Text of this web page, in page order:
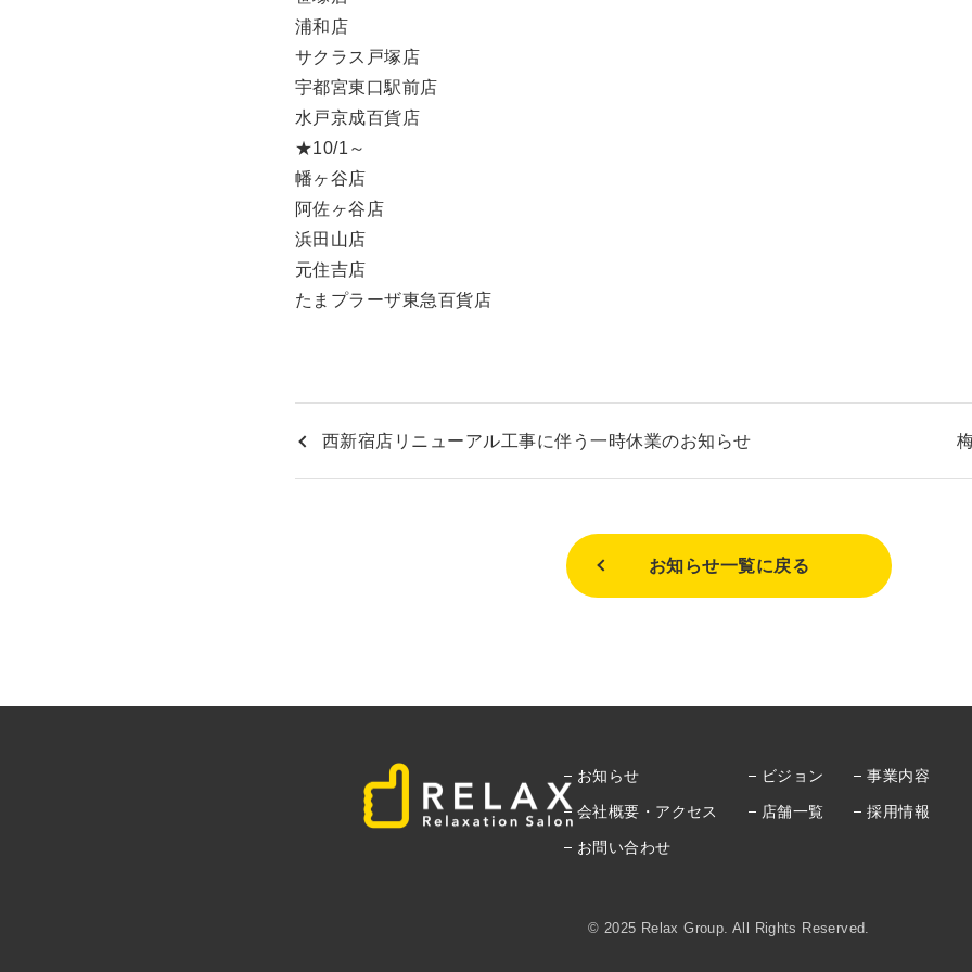
浦和店
サクラス戸塚店
宇都宮東口駅前店
水戸京成百貨店
★10/1～
幡ヶ谷店
阿佐ヶ谷店
浜田山店
元住吉店
たまプラーザ東急百貨店
西新宿店リニューアル工事に伴う一時休業のお知らせ
お知らせ一覧に戻る
お知らせ ビジョン 事業内容
会社概要・アクセス 店舗一覧 採用情報
お問い合わせ
© 2025 Relax Group. All Rights Reserved.